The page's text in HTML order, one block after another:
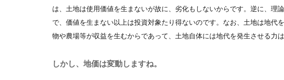
は、土地は使用価値を生まないが故に、劣化もしないからです。逆に、理
で、価値を生まない以上は投資対象たり得ないのです。なお、土地は地代
物や農場等が収益を生むからであって、土地自体には地代を発生させる力は
しかし、地価は変動しますね。